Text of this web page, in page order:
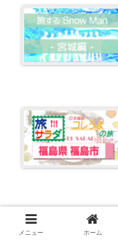
メニュー ホーム